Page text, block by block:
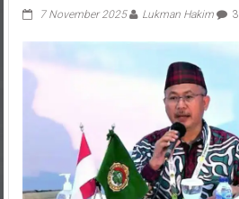
7 November 2025 Lukman Hakim 3